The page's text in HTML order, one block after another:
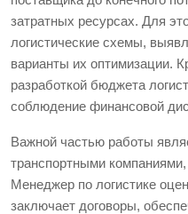
затратных ресурсах. Для
логистические схемы,
варианты их оптимизации.
разработкой бюджета
соблюдение финансовой
Важной частью работы
транспортными
Менеджер по логистике
заключает договоры,